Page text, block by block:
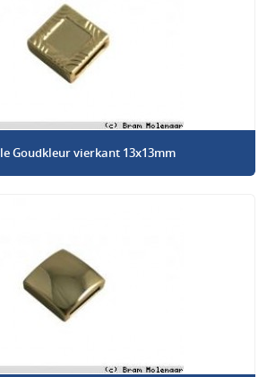
Goudkleur vierkant 13x13mm